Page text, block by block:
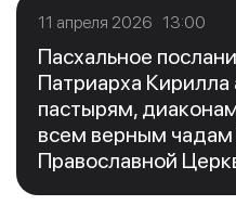
11 апреля 2026 13:00
Пасхальное
Патриарха
пастырям,
всем верным чадам
Православной